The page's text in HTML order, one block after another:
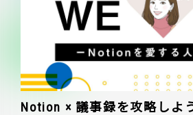
Notion × 議事録を攻略しよ